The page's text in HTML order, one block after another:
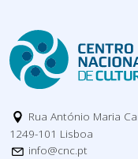
Rua António Maria
1249-101 Lisboa
info@cnc.pt